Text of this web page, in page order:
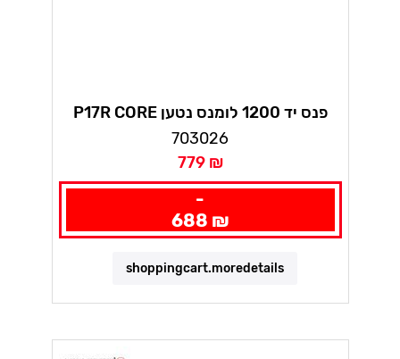
P17R CORE פנס יד 1200 לומנס נטען
לדלנסר
703026
779 ₪
-
688 ₪
shoppingcart.moredetails